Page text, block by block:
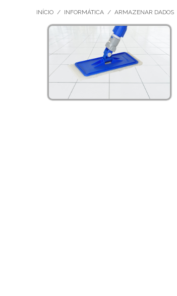
INÍCIO / INFORMÁTICA / ARMAZENAR DADOS